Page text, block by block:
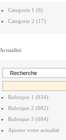
Categorie 1 (6)
Categorie 2 (17)
Actualité
Rubrique 1 (634)
Rubrique 2 (682)
Rubrique 3 (684)
Ajouter votre actualité